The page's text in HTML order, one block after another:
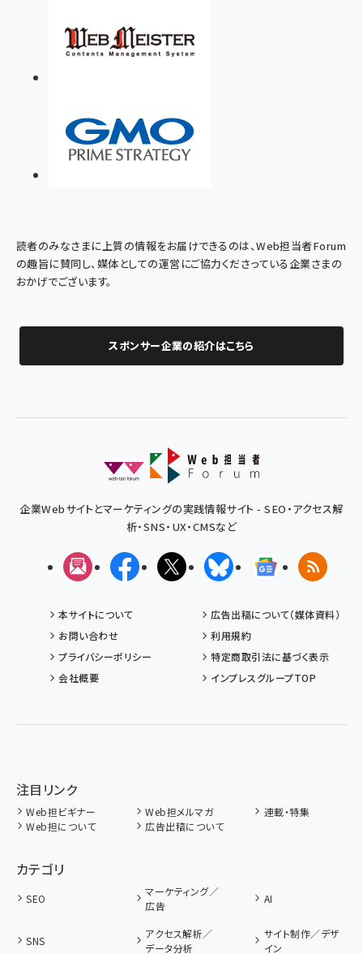
読者のみなさまに上質の情報をお届けできるのは、Web担当者Forum
の趣旨に賛同し、媒体としての運営にご協力くださっている企業さまの
おかげでございます。
スポンサー企業の紹介はこちら
企業Webサイトとマーケティングの実践情報サイト - SEO・アクセス解
析・SNS・UX・CMSなど
メルマガFacebookX(エックス)BlueskyGoogleニュ
RSS
本サイトについて
広告出稿について（媒体資料）
お問い合わせ
利用規約
プライバシーポリシー
特定商取引法に基づく表示
会社概要
インプレスグループTOP
注目リンク
Web担ビギナー Web担メルマガ
連載・特集
Web担について
広告出稿について
カテゴリ
SEO
マーケティング／
広告
AI
SNS
アクセス解析／
データ分析
サイト制作／デザ
イン